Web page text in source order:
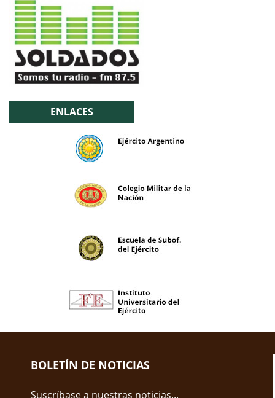
ENLACES
BOLETÍN DE NOTICIAS
Suscríbase a nuestras noticias...